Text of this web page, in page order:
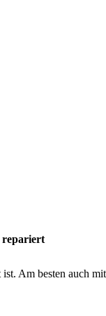
repariert
Am besten auch mit